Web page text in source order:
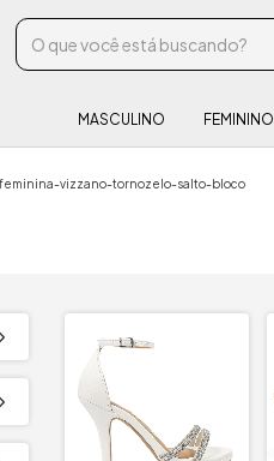
MASCULINO FEMININO
vizzano-tornozelo-salto-bloco